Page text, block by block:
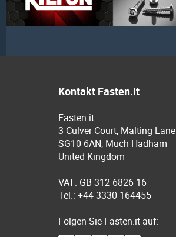
Kontakt Fasten.it
Fasten.it
3 Culver Court, Malting Lane
SG10 6AN, Much Hadham
United Kingdom
VAT: GB 312 6826 16
Tel.: +44 3330 164455
Folgen Sie Fasten.it auf: